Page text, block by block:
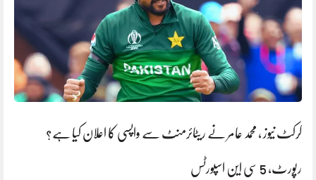
کرکٹ نیوز ، محمد عامر نے ریٹائرمنٹ سے واپسی کا اعلان کیا ہے؟
رپورٹ، 5 سی این اسپورٹس